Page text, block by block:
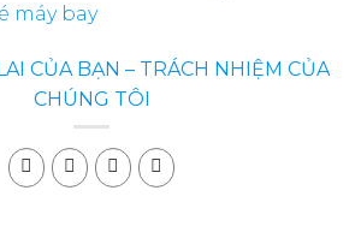
máy bay
CỦA BẠN – TRÁCH NHIỆM CỦA
CHÚNG TÔI